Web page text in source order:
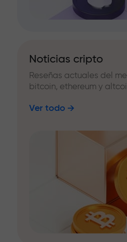
Noticias cripto
Reseñas actuales del
bitcoin, ethereum y
Ver todo